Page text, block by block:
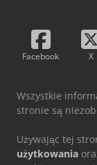
Facebook X
Wszystkie
stronie są
Używając tej
użytkowania